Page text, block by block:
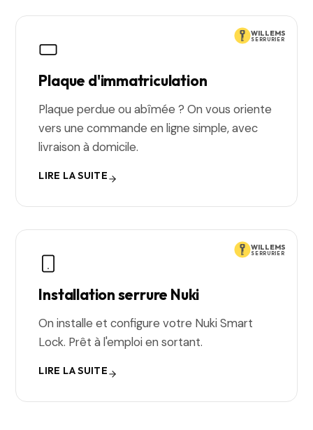
WILLEMS
SERRURIER
Plaque d'immatriculation
Plaque perdue ou abîmée ? On vous oriente
vers une commande en ligne simple, avec
livraison à domicile.
LIRE LA SUITE
WILLEMS
SERRURIER
Installation serrure Nuki
On installe et configure votre Nuki Smart
Lock. Prêt à l'emploi en sortant.
LIRE LA SUITE